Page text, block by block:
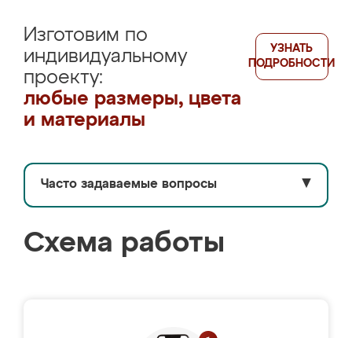
Изготовим по
индивидуальному
проекту:
любые размеры, цвета
и материалы
УЗНАТЬ
ПОДРОБНОСТИ
Часто задаваемые вопросы ▼
Схема работы